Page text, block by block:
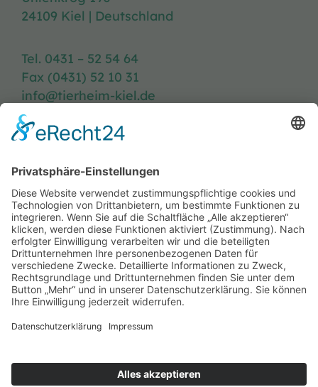
24109 Kiel | Deutschland
Tel. 0431 – 52 54 64
Fax (0431) 52 10 31
info@tierheim-kiel.de
Spenden
Kontakt & Anfahrt
Öffnungszeiten
Stellenangebote
FAQ
Impressum
Datenschutzerklärung